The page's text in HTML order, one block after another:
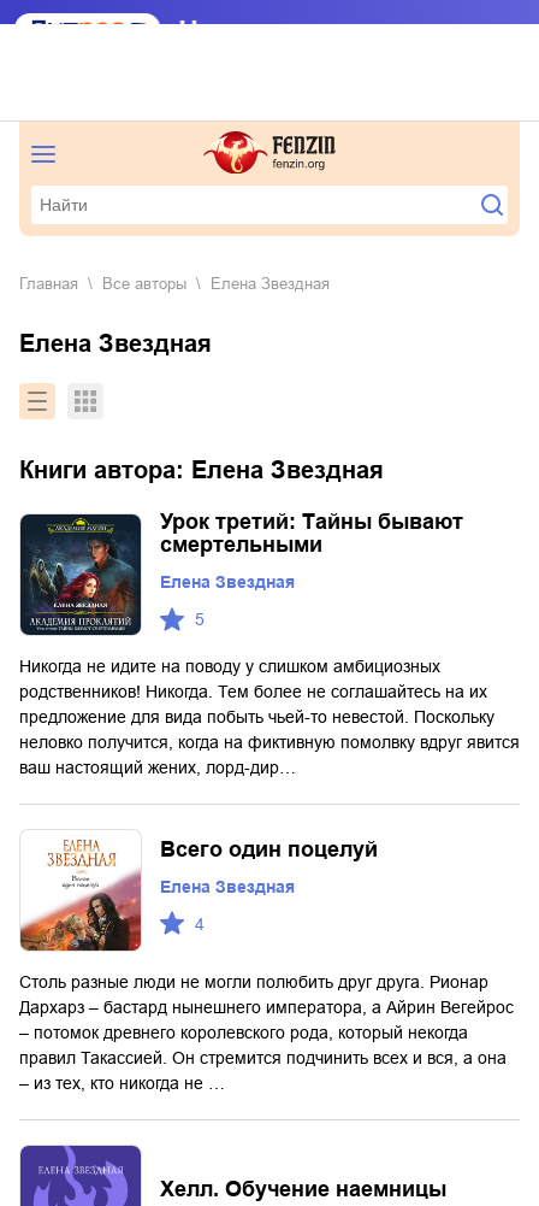
Главная Все авторы Елена Звездная
Елена Звездная
Книги автора: Елена Звездная
Урок третий: Тайны бывают
смертельными
Елена Звездная
5
Никогда не идите на поводу у слишком амбициозных
родственников! Никогда. Тем более не соглашайтесь на их
предложение для вида побыть чьей-то невестой. Поскольку
неловко получится, когда на фиктивную помолвку вдруг явится
ваш настоящий жених, лорд-дир…
Всего один поцелуй
Елена Звездная
4
Столь разные люди не могли полюбить друг друга. Рионар
Дархарз – бастард нынешнего императора, а Айрин Вегейрос
– потомок древнего королевского рода, который некогда
правил Такассией. Он стремится подчинить всех и вся, а она
– из тех, кто никогда не …
Хелл. Обучение наемницы